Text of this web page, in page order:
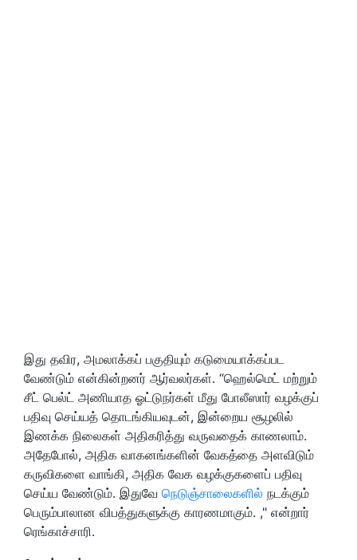
இது தவிர, அமலாக்கப் பகுதியும் கடுமையாக்கப்பட
வேண்டும் என்கின்றனர் ஆர்வலர்கள். “ஹெல்மெட் மற்றும்
சீட் பெல்ட் அணியாத ஓட்டுநர்கள் மீது போலீஸார் வழக்குப்
பதிவு செய்யத் தொடங்கியவுடன், இன்றைய சூழலில்
இணக்க நிலைகள் அதிகரித்து வருவதைக் காணலாம்.
அதேபோல், அதிக வாகனங்களின் வேகத்தை அளவிடும்
கருவிகளை வாங்கி, அதிக வேக வழக்குகளைப் பதிவு
செய்ய வேண்டும். இதுவே நெடுஞ்சாலைகளில் நடக்கும்
பெரும்பாலான விபத்துகளுக்கு காரணமாகும். ," என்றார்
ரெங்காச்சாரி.